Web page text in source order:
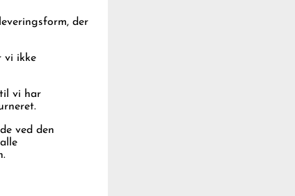
der
vi ikke
vi har
ved den